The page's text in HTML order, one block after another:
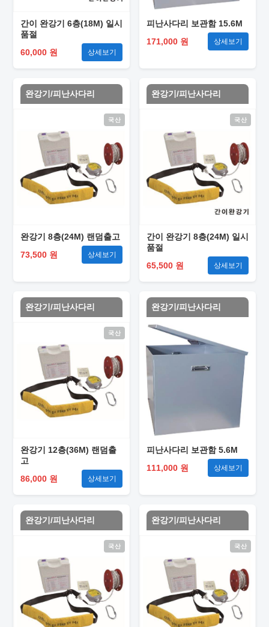
간이 완강기 6층(18M) 일시
품절
60,000 원
상세보기
피난사다리 보관함 15.6M
171,000 원
상세보기
완강기/피난사다리
국산
완강기 8층(24M) 랜덤출고
73,500 원
상세보기
완강기/피난사다리
국산
간이 완강기 8층(24M) 일시
품절
65,500 원
상세보기
완강기/피난사다리
국산
완강기 12층(36M) 랜덤출
고
86,000 원
상세보기
완강기/피난사다리
피난사다리 보관함 5.6M
111,000 원
상세보기
완강기/피난사다리
국산
완강기/피난사다리
국산